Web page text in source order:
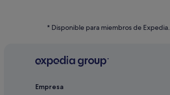
Hoteles en la playa en Albolote
Hoteles con piscina en Peligros
Melia hoteles en Albolote
Occidental hoteles en Albolote
* Disponible para miembros de Expedia.
Empresa